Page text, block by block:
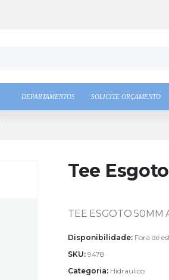
DEPARTAMENTOS SOLICITE ORÇAMENTO
Tee
TEE ESGOTO 50MM
Disponibilidade: Fora de
SKU: 9478
Categoria: Hidraulico